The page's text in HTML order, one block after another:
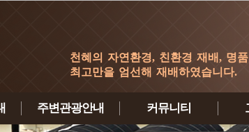
천혜의 자연환경, 친환경 재배, 명
최고만을 엄선해 재배하였습니다.
주변관광안내 커뮤니티